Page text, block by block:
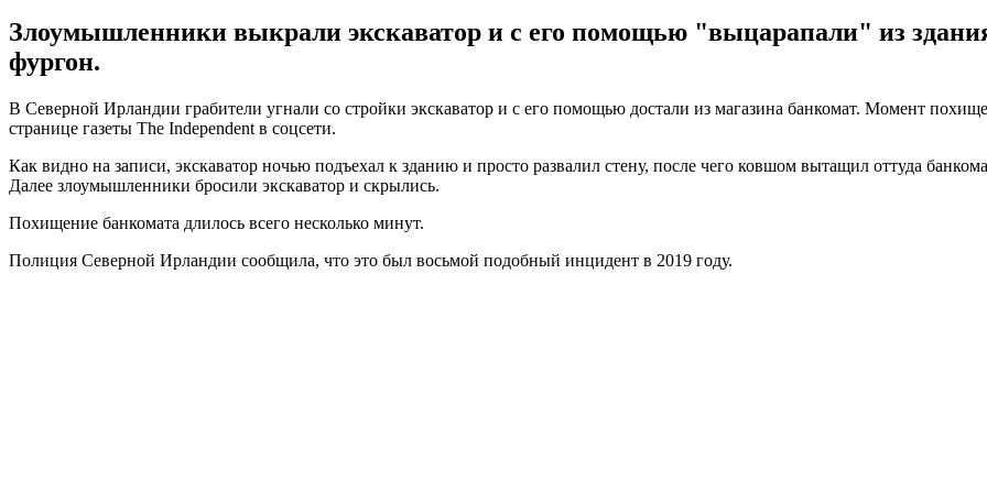
Злоумышленники выкрали экскаватор и с его помощью "выцарапали" из
фургон.
В Северной Ирландии грабители угнали со стройки экскаватор и с его помощью достали из магазина банкомат. Момент
странице газеты The Independent в соцсети.
Как видно на записи, экскаватор ночью подъехал к зданию и просто развалил стену, после чего ковшом вытащил оттуда
Далее злоумышленники бросили экскаватор и скрылись.
Похищение банкомата длилось всего несколько минут.
Полиция Северной Ирландии сообщила, что это был восьмой подобный инцидент в 2019 году.